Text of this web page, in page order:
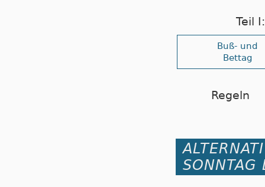
Teil
Buß- und
Bettag
Regeln
SONNTAG